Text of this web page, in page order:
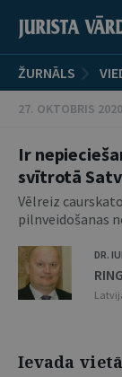
ŽURNĀLS
27. OKTOBRIS
Ir
svītrotā
Vēlreiz
pilnveidošanas
DR.
Ievada vietā